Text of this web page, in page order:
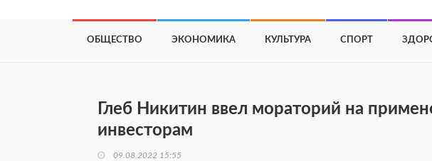
ОБЩЕСТВО ЭКОНОМИКА КУЛЬТУРА СПОРТ
Глеб Никитин ввел мораторий на
инвесторам
09.08.2022 15:55